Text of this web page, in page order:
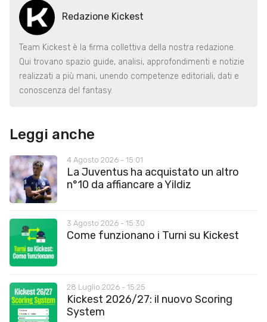
Redazione Kickest
Team Kickest è la firma collettiva della nostra redazione.
Qui trovano spazio guide, analisi, approfondimenti e notizie
realizzati a più mani, unendo competenze editoriali, dati e
conoscenza del fantasy.
Leggi anche
4 Agosto 2026 - 15:01
La Juventus ha acquistato un altro
n°10 da affiancare a Yildiz
3 Agosto 2026 - 15:30
Come funzionano i Turni su Kickest
28 Luglio 2026 - 15:25
Kickest 2026/27: il nuovo Scoring
System